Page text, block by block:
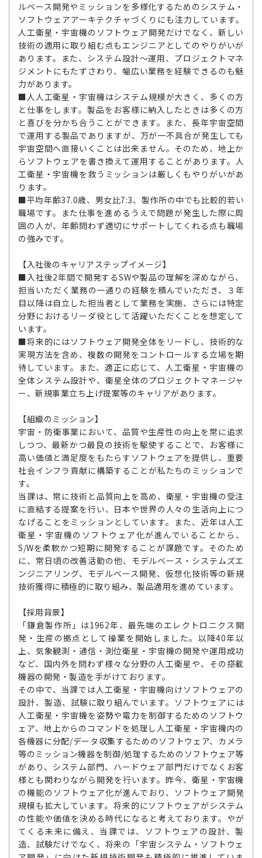
ルベース開発やミッションを多様化するためのシステム・
ソフトウェアアーキテクチャづくりにも注力しています。
人工衛星・宇宙機のソフトウェア開発だけでなく、新しい
技術の適用に取り組む点もエンジニアとしてのやりがいが
あります。また、システム設計～運用、プロジェクトマネ
ジメントにもたずさわり、幅広い業務を経験できるのも魅
力があります。
■人人工衛星・宇宙機はシステム規模が大きく、多くの方
と仕事をします。製品をお客様に納入したときは多くの方
と喜びを分かち合うことができます。また、長年宇宙空間
で運用する製品でありますが、万が一不具合が発生しても
宇宙空間へ直接いくことは出来ません。そのため、地上か
らソフトウェアを書き換えて運用することがあります。人
工衛星・宇宙機を救うミッションは厳しくもやりがいがあ
ります。
■平均年齢37.0歳、男女比7:3、製作所の中でも比較的若い
職場です。また仕事を進めるうえで問題が発生した際に周
囲の人が、年齢問わず適切にサポートしてくれる点も職場
の強みです。
【入社後のキャリアステップイメージ】
■入社後2年間で開発するSWや製品の理解を深めながら、
担当いただく業務の一通りの経験を積んでいただき、３年
目以降は自立した担当者として業務を実施、さらには特定
分野におけるリーダ役として活躍いただくことを想定して
います。
■将来的にはソフトウェア開発全体をリードし、技術的な
実現方法を含め、複数の開発をコントロールする立場を期
待しています。また、適正に応じて、人工衛星・宇宙機の
全体システム設計や、衛星全体のプロジェクトマネージャ
ー、新規事業立ち上げ提案等のキャリアがあります。
【組織のミッション】
宇宙・防衛事業において、品質や生産性の向上を常に追求
しつつ、最新かつ最良の技術を駆使することで、お客様に
高い価値と満足度をもたらすソフトウェアを提供し、重要
社会インフラ貢献に構築することが私たちのミッションで
す。
当課は、常に技術と品質向上を高め、衛星・宇宙機の受注
に直結する提案を行い、日本や世界の人々の生活向上につ
なげることをミッションとしています。また、近年は人工
衛星・宇宙機のソフトウェア化が進んでいることから、
S/Wを柔軟かつ短期に開発することが課題です。そのため
に、常日頃の改善活動の他、モデルベース・システムズエ
ンジニアリング、モデルベース開発、仮想化技術等の新規
技術獲得に積極的に取り組み、製品適用を進めています。
【採用背景】
「鎌倉製作所」は1962年、最先端のエレクトロニクス開
発・生産の拠点として操業を開始しました。以降40年以
上、気象観測・通信・測位衛星・宇宙機の開発や運用成功
など、国内外を問わず様々な分野の人工衛星や、その搭載
機器の開発・製造を手がけております。
その中で、当課では人工衛星・宇宙機向けソフトウェアの
設計、製造、試験に取り組んでいます。ソフトウェアには
人工衛星・宇宙機を姿勢や電力を制御するためのソフトウ
ェア、地上からのコマンドを処理し人工衛星・宇宙機内の
各機器に分配/データ収集するためのソフトウェア、カメラ
等のミッション機器を制御/処理するためのソフトウェア等
があり、システム部門、ハードウェア部門だけでなくお客
様とも関わりながら開発を行います。昨今、衛星・宇宙機
の機能のソフトウェア化が進んでおり、ソフトウェア開発
規模も拡大しています。将来的にソフトウェアがシステム
の性能や価値を決める時代になると考えております。やが
てくる未来に備え、当課では、ソフトウェアの設計、製
造、試験だけでなく、将来の「宇宙システム・ソフトウェ